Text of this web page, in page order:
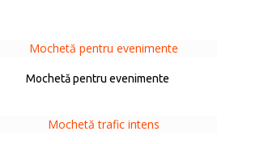
Mochetă pentru evenimente